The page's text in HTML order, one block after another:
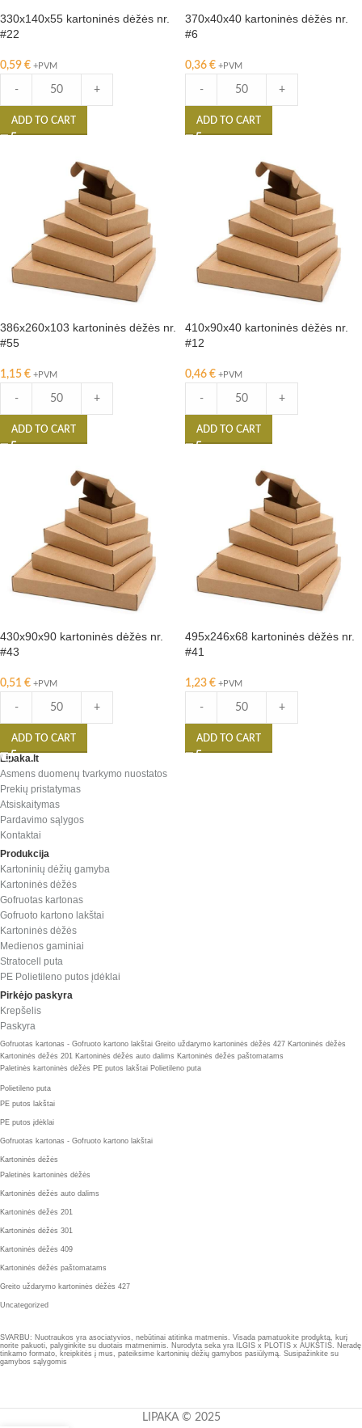
330x140x55 kartoninės dėžės nr.
#22
0,59 € +PVM
- +
ADD TO CART
370x40x40 kartoninės dėžės nr.
#6
0,36 € +PVM
- +
ADD TO CART
386x260x103 kartoninės dėžės nr.
#55
1,15 € +PVM
- +
ADD TO CART
410x90x40 kartoninės dėžės nr.
#12
0,46 € +PVM
- +
ADD TO CART
430x90x90 kartoninės dėžės nr.
#43
0,51 € +PVM
- +
ADD TO CART
495x246x68 kartoninės dėžės nr.
#41
1,23 € +PVM
- +
ADD TO CART
Lipaka.lt
Asmens duomenų tvarkymo nuostatos
Prekių pristatymas
Atsiskaitymas
Pardavimo sąlygos
Kontaktai
Produkcija
Kartoninių dėžių gamyba
Kartoninės dėžės
Gofruotas kartonas
Gofruoto kartono lakštai
Kartoninės dėžės
Medienos gaminiai
Stratocell puta
PE Polietileno putos įdėklai
Pirkėjo paskyra
Krepšelis
Paskyra
Gofruotas kartonas - Gofruoto kartono lakštai Greito uždarymo kartoninės dėžės 427 Kartoninės dėžės
Kartoninės dėžės 201 Kartoninės dėžės auto dalims Kartoninės dėžės paštomatams
Paletinės kartoninės dėžės PE putos lakštai Polietileno puta
Polietileno puta
PE putos lakštai
PE putos įdėklai
Gofruotas kartonas - Gofruoto kartono lakštai
Kartoninės dėžės
Paletinės kartoninės dėžės
Kartoninės dėžės auto dalims
Kartoninės dėžės 201
Kartoninės dėžės 301
Kartoninės dėžės 409
Kartoninės dėžės paštomatams
Greito uždarymo kartoninės dėžės 427
Uncategorized
SVARBU: Nuotraukos yra asociatyvios, nebūtinai atitinka matmenis. Visada pamatuokite produktą, kurį
norite pakuoti, palyginkite su duotais matmenimis. Nurodyta seka yra ILGIS x PLOTIS x AUKŠTIS. Neradę
tinkamo formato, kreipkitės į mus, pateiksime kartoninių dėžių gamybos pasiūlymą. Susipažinkite su
gamybos sąlygomis
LIPAKA © 2025